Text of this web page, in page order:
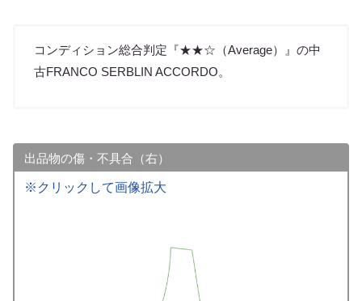
コンディション総合判定『★★☆（Average）』の中
古FRANCO SERBLIN ACCORDO。
出品物の傷・不具合（右）
※クリックして画像拡大